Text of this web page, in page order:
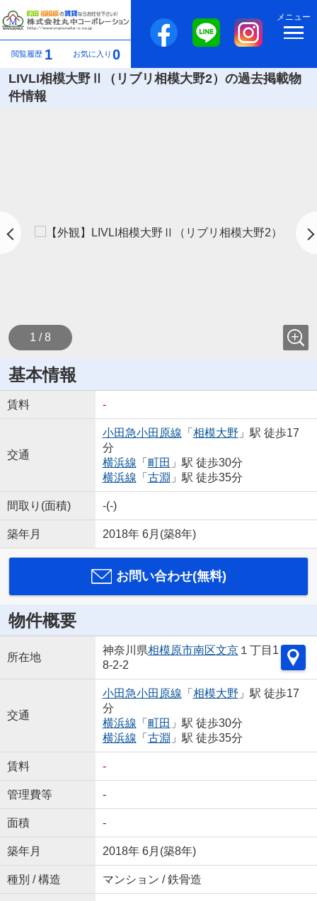
閲覧履歴 1 お気に入り 0
メニュー
LIVLI相模大野Ⅱ（リブリ相模大野2）の過去掲載物
件情報
1 / 8
基本情報
賃料 -
交通
小田急小田原線 「 相模大野 」駅 徒歩17
分
横浜線 「 町田 」駅 徒歩30分
横浜線 「 古淵 」駅 徒歩35分
間取り(面積) -(-)
築年月 2018年 6月(築8年)
お問い合わせ(無料)
物件概要
所在地
神奈川県相模原市南区文京１丁目1
8-2-2
交通
小田急小田原線 「 相模大野 」駅 徒歩17
分
横浜線 「 町田 」駅 徒歩30分
横浜線 「 古淵 」駅 徒歩35分
賃料 -
管理費等 -
面積 -
築年月 2018年 6月(築8年)
種別 / 構造 マンション / 鉄骨造